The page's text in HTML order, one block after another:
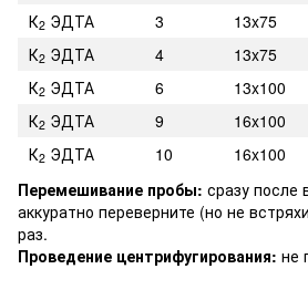
К2 ЭДТА 3 13x75
К2 ЭДТА 4 13x75
К2 ЭДТА 6 13x100
К2 ЭДТА 9 16x100
К2 ЭДТА 10 16x100
Перемешивание пробы: сразу после
аккуратно переверните (но не
раз.
Проведение центрифугирования: не